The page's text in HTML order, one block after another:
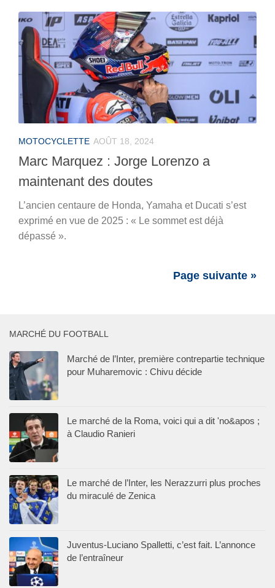
MOTOCYCLETTE AOÛT 18, 2024
Marc Marquez : Jorge Lorenzo a
maintenant des doutes
L’ancien centaure de Honda, Yamaha et Ducati s’est
exprimé en vue de 2025 : « Le sommet est déjà
dépassé ».
Page suivante »
MARCHÉ DU FOOTBALL
Marché de l’Inter, première contrepartie technique
pour Muharemovic : Chivu décide
Le marché de la Roma, voici qui a dit 'no&apos ;
à Claudio Ranieri
Le marché de l’Inter, les Nerazzurri plus proches
du miraculé de Zenica
Juventus-Luciano Spalletti, c’est fait. L’annonce
de l’entraîneur